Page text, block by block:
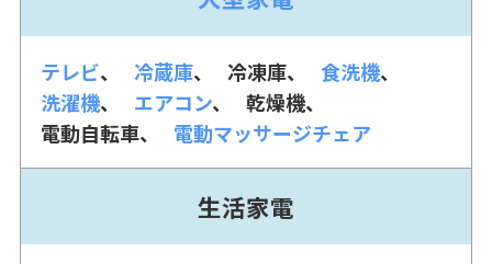
テレビ 冷蔵庫 冷凍庫
食洗機
洗濯機
エアコン
乾燥機
電動自転車
電動マッサージチェア
生活家電